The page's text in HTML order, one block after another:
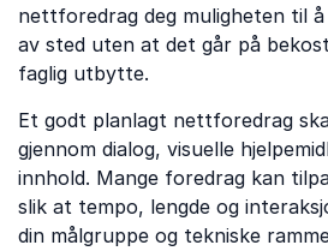
nettforedrag deg muligheten til å
av sted uten at det går på
faglig utbytte.
Et godt planlagt nettforedrag
gjennom dialog, visuelle
innhold. Mange foredrag kan
slik at tempo, lengde og
din målgruppe og tekniske